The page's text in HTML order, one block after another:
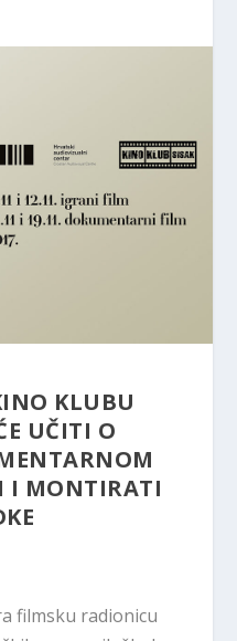
KLUBU
UČITI O
I MONTIRATI
filmsku radionicu